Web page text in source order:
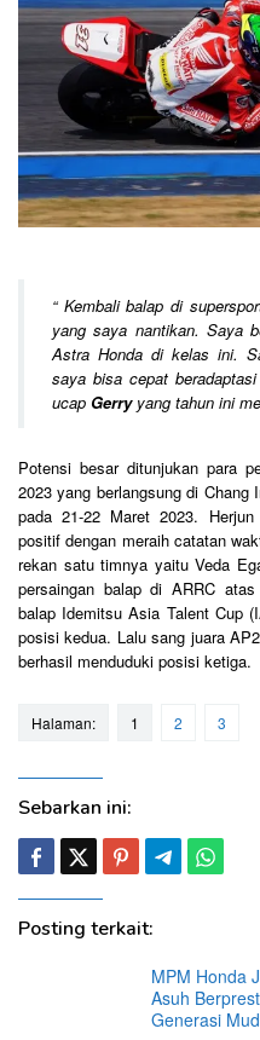
“ Kembali balap di
yang saya nantikan. Saya
Astra Honda di kelas ini.
saya bisa cepat
ucap Gerry yang tahun ini
Potensi besar ditunjukan para
2023 yang berlangsung di Chang
pada 21-22 Maret 2023.
positif dengan meraih catatan
rekan satu timnya yaitu Veda
persaingan balap di ARRC
balap Idemitsu Asia Talent Cup
posisi kedua. Lalu sang juara
berhasil menduduki posisi ketiga.
Halaman: 1 2 3
Sebarkan ini:
Posting terkait:
MPM Honda
Asuh
Generasi